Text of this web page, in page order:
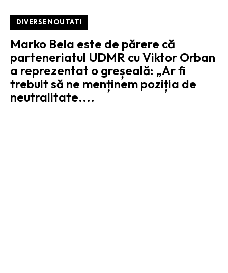
DIVERSE NOUTATI
Marko Bela este de părere că
parteneriatul UDMR cu Viktor Orban
a reprezentat o greșeală: „Ar fi
trebuit să ne menținem poziția de
neutralitate....